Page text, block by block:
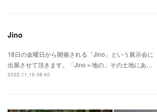
Jino
18日の金曜日から開催される「Jino」という展示会に
出展させて頂きます。「Jino＝地の」その土地にあ…
2022.11.16 08:42